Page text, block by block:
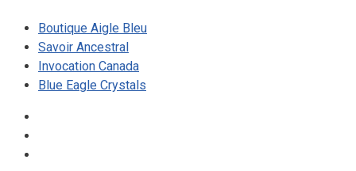
Boutique Aigle Bleu
Savoir Ancestral
Invocation Canada
Blue Eagle Crystals